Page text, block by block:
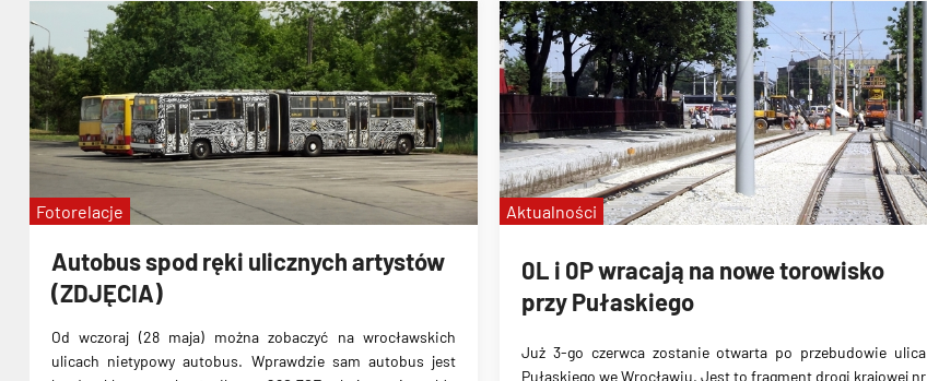
Autobus spod ręki ulicznych artystów
(ZDJĘCIA)
Od wczoraj (28 maja) można zobaczyć na wrocławskich
ulicach nietypowy autobus. Wprawdzie sam autobus jest
Fotorelacje
0L i 0P wracają na nowe torowisko
przy Pułaskiego
Już 3-go czerwca zostanie otwarta po przebudowie ulica
Pułaskiego we Wrocławiu. Jest to fragment drogi krajowej nr
Aktualności